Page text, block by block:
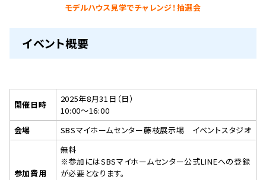
モデルハウス見学でチャレンジ！抽選会
イベント概要
開催日時
2025年8月31日（日）
10:00～16:00
会場
SBSマイホームセンター藤枝展示場 イベントスタジオ
参加費用
無料
※参加にはSBSマイホームセンター公式LINEへの登録
が必要となります。